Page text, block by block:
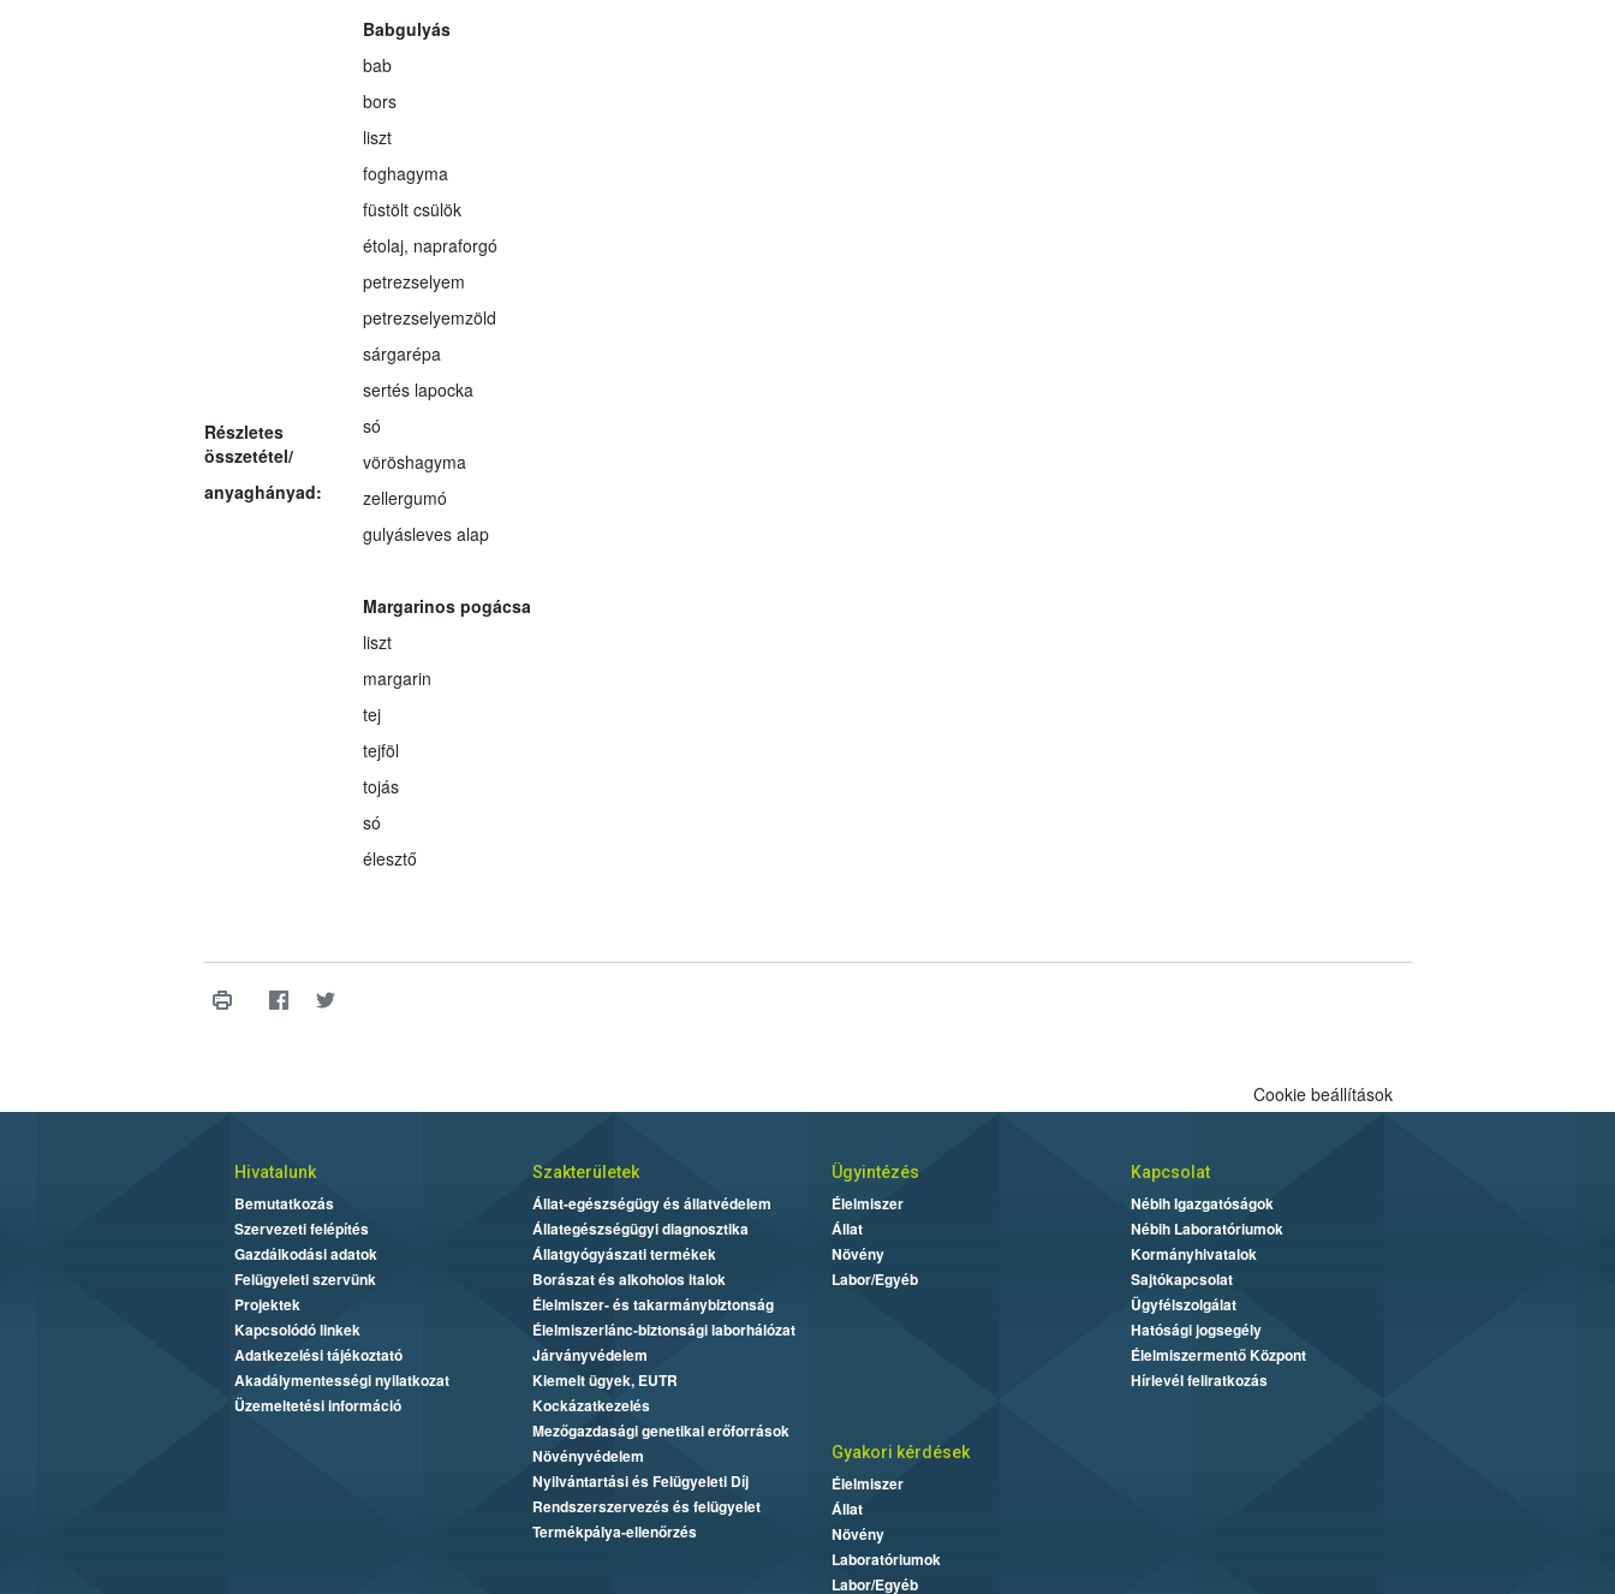
Részletes
összetétel/
anyaghányad:
Babgulyás
bab
bors
liszt
foghagyma
füstölt csülök
étolaj, napraforgó
petrezselyem
petrezselyemzöld
sárgarépa
sertés lapocka
só
vöröshagyma
zellergumó
gulyásleves alap
Margarinos pogácsa
liszt
margarin
tej
tejföl
tojás
só
élesztő
Cookie beállítások
Hivatalunk
Bemutatkozás
Szervezeti felépítés
Gazdálkodási adatok
Felügyeleti szervünk
Projektek
Kapcsolódó linkek
Adatkezelési tájékoztató
Akadálymentességi nyilatkozat
Üzemeltetési információ
Szakterületek
Állat-egészségügy és állatvédelem
Állategészségügyi diagnosztika
Állatgyógyászati termékek
Borászat és alkoholos italok
Élelmiszer- és takarmánybiztonság
Élelmiszerlánc-biztonsági laborhálózat
Járványvédelem
Kiemelt ügyek, EUTR
Kockázatkezelés
Mezőgazdasági genetikai erőforrások
Növényvédelem
Nyilvántartási és Felügyeleti Díj
Rendszerszervezés és felügyelet
Termékpálya-ellenőrzés
Ügyintézés
Élelmiszer
Állat
Növény
Labor/Egyéb
Kapcsolat
Nébih Igazgatóságok
Nébih Laboratóriumok
Kormányhivatalok
Sajtókapcsolat
Ügyfélszolgálat
Hatósági jogsegély
Élelmiszermentő Központ
Hírlevél feliratkozás
Gyakori kérdések
Élelmiszer
Állat
Növény
Laboratóriumok
Labor/Egyéb